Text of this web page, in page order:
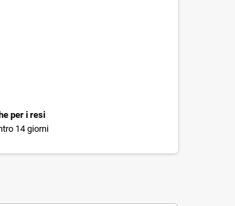
per i resi
14 giorni